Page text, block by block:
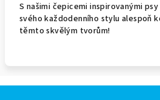
S našimi čepicemi inspirovanými
svého každodenního stylu alespoň
těmto skvělým tvorům!